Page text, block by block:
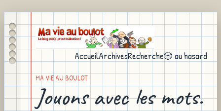
AccueilArchivesRecherche🎲 au hasard
MA VIE AU BOULOT
Jouons avec les mots.